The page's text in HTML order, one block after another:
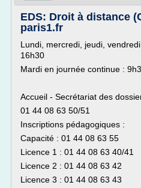
EDS: Droit à distance
paris1.fr
Lundi, mercredi, jeudi,
16h30
Mardi en journée continue :
Accueil - Secrétariat des
01 44 08 63 50/51
Inscriptions pédagogiques :
Capacité : 01 44 08 63 55
Licence 1 : 01 44 08 63 40/41
Licence 2 : 01 44 08 63 42
Licence 3 : 01 44 08 63 43